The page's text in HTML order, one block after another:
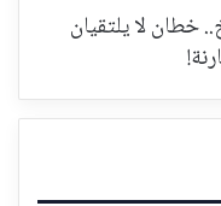
خطان لا يلتقيان